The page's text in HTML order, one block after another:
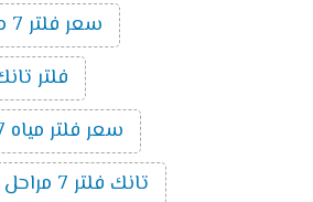
سعر فلتر 7 مراحل 2020
فلتر تانك 7 مراحل
سعر فلتر مياه 7 مراحل امريكي
تانك فلتر 7 مراحل